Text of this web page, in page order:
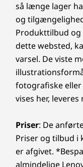
så længe lager
og
Produkttilbud og
dette websted,
varsel. De viste
fotografiske eller
vises her,
Priser: De
Priser og tilbud i
er afgivet.
almindelige